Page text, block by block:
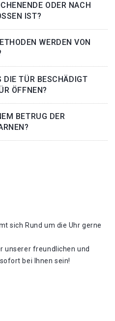
ODER NACH
IST?
WERDEN VON
TÜR BESCHÄDIGT
ÖFFNEN?
BETRUG DER
sich Rund um die Uhr gerne
unserer freundlichen und
bei Ihnen sein!